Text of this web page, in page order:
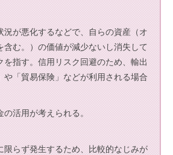
況が悪化するなどで、自らの資産（オ
含む。）の価値が減少ないし消失して
を指す。信用リスク回避のため、輸出
や「貿易保険」などが利用される場合
活用が考えられる。
限らず発生するため、比較的なじみが